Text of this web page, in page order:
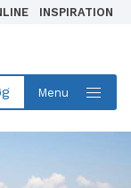
INSPIRATION
Menu